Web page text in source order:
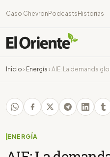
Caso Chevron Podcasts Historias
Inicio › Energía › AIE: La demanda
ENERGÍA